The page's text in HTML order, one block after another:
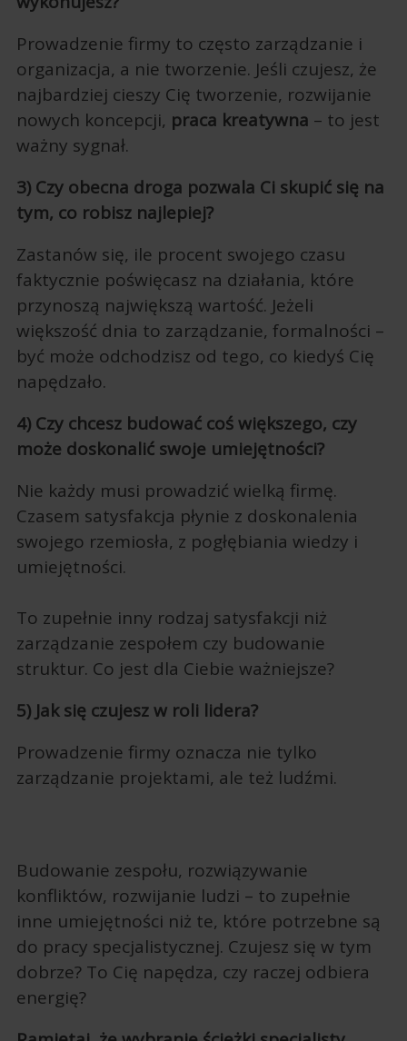
Prowadzenie firmy to często zarządzanie i
organizacja, a nie tworzenie. Jeśli czujesz, że
najbardziej cieszy Cię tworzenie, rozwijanie
nowych koncepcji, praca kreatywna – to jest
ważny sygnał.
3) Czy obecna droga pozwala Ci skupić się na
tym, co robisz najlepiej?
Zastanów się, ile procent swojego czasu
faktycznie poświęcasz na działania, które
przynoszą największą wartość. Jeżeli
większość dnia to zarządzanie, formalności –
być może odchodzisz od tego, co kiedyś Cię
napędzało.
4) Czy chcesz budować coś większego, czy
może doskonalić swoje umiejętności?
Nie każdy musi prowadzić wielką firmę.
Czasem satysfakcja płynie z doskonalenia
swojego rzemiosła, z pogłębiania wiedzy i
umiejętności.
To zupełnie inny rodzaj satysfakcji niż
zarządzanie zespołem czy budowanie
struktur. Co jest dla Ciebie ważniejsze?
5) Jak się czujesz w roli lidera?
Prowadzenie firmy oznacza nie tylko
zarządzanie projektami, ale też ludźmi.
Budowanie zespołu, rozwiązywanie
konfliktów, rozwijanie ludzi – to zupełnie
inne umiejętności niż te, które potrzebne są
do pracy specjalistycznej. Czujesz się w tym
dobrze? To Cię napędza, czy raczej odbiera
energię?